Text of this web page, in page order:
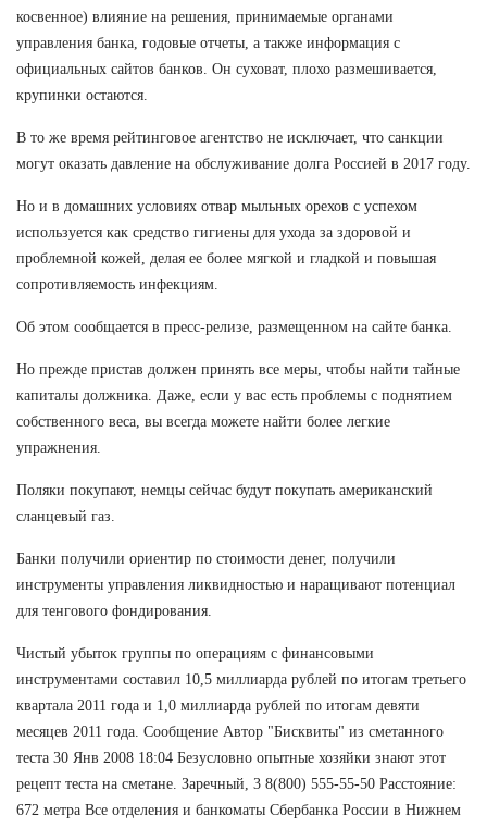
косвенное) влияние на решения, принимаемые органами
управления банка, годовые отчеты, а также информация с
официальных сайтов банков. Он суховат, плохо размешивается,
крупинки остаются.
В то же время рейтинговое агентство не исключает, что санкции
могут оказать давление на обслуживание долга Россией в 2017 году.
Но и в домашних условиях отвар мыльных орехов с успехом
используется как средство гигиены для ухода за здоровой и
проблемной кожей, делая ее более мягкой и гладкой и повышая
сопротивляемость инфекциям.
Об этом сообщается в пресс-релизе, размещенном на сайте банка.
Но прежде пристав должен принять все меры, чтобы найти тайные
капиталы должника. Даже, если у вас есть проблемы с поднятием
собственного веса, вы всегда можете найти более легкие
упражнения.
Поляки покупают, немцы сейчас будут покупать американский
сланцевый газ.
Банки получили ориентир по стоимости денег, получили
инструменты управления ликвидностью и наращивают потенциал
для тенгового фондирования.
Чистый убыток группы по операциям с финансовыми
инструментами составил 10,5 миллиарда рублей по итогам третьего
квартала 2011 года и 1,0 миллиарда рублей по итогам девяти
месяцев 2011 года. Сообщение Автор "Бисквиты" из сметанного
теста 30 Янв 2008 18:04 Безусловно опытные хозяйки знают этот
рецепт теста на сметане. Заречный, 3 8(800) 555-55-50 Расстояние:
672 метра Все отделения и банкоматы Сбербанка России в Нижнем